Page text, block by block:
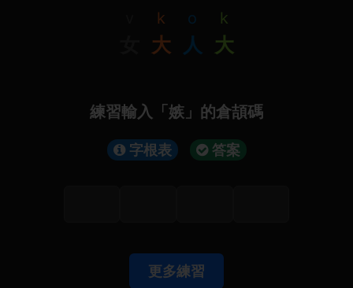
k
大
o
人
k
大
練習輸入「嫉」的倉頡碼
字根表 答案
更多練習